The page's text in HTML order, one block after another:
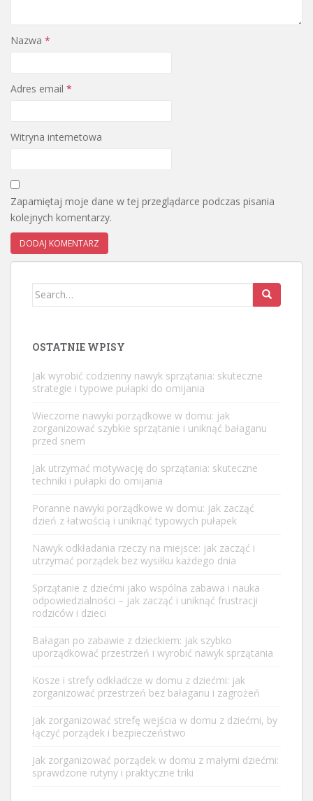
Nazwa *
Adres email *
Witryna internetowa
Zapamiętaj moje dane w tej przeglądarce podczas pisania
kolejnych komentarzy.
Search
OSTATNIE WPISY
Jak wyrobić codzienny nawyk sprzątania: skuteczne
strategie i typowe pułapki do omijania
Wieczorne nawyki porządkowe w domu: jak
zorganizować szybkie sprzątanie i uniknąć bałaganu
przed snem
Jak utrzymać motywację do sprzątania: skuteczne
techniki i pułapki do omijania
Poranne nawyki porządkowe w domu: jak zacząć
dzień z łatwością i uniknąć typowych pułapek
Nawyk odkładania rzeczy na miejsce: jak zacząć i
utrzymać porządek bez wysiłku każdego dnia
Sprzątanie z dziećmi jako wspólna zabawa i nauka
odpowiedzialności – jak zacząć i uniknąć frustracji
rodziców i dzieci
Bałagan po zabawie z dzieckiem: jak szybko
uporządkować przestrzeń i wyrobić nawyk sprzątania
Kosze i strefy odkładcze w domu z dziećmi: jak
zorganizować przestrzeń bez bałaganu i zagrożeń
Jak zorganizować strefę wejścia w domu z dziećmi, by
łączyć porządek i bezpieczeństwo
Jak zorganizować porządek w domu z małymi dziećmi:
sprawdzone rutyny i praktyczne triki